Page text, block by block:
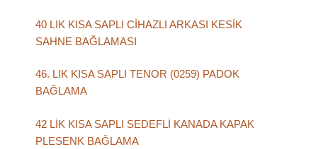
40 LIK KISA SAPLI CİHAZLI ARKASI KESİK
SAHNE BAĞLAMASI
46. LIK KISA SAPLI TENOR (0259) PADOK
BAĞLAMA
42 LİK KISA SAPLI SEDEFLİ KANADA KAPAK
PLESENK BAĞLAMA